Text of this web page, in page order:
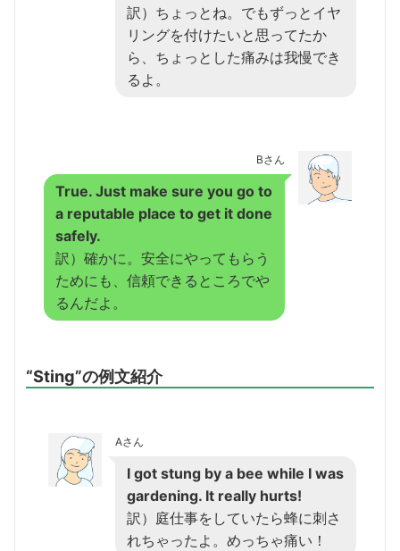
訳）ちょっとね。でもずっとイヤ
リングを付けたいと思ってたか
ら、ちょっとした痛みは我慢でき
るよ。
Bさん
True. Just make sure you go to
a reputable place to get it done
safely.
訳）確かに。安全にやってもらう
ためにも、信頼できるところでや
るんだよ。
“Sting”の例文紹介
Aさん
I got stung by a bee while I was
gardening. It really hurts!
訳）庭仕事をしていたら蜂に刺さ
れちゃったよ。めっちゃ痛い！